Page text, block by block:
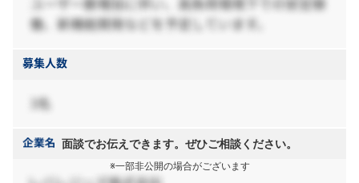
面談でお伝えできます。ぜひご相談ください。
※一部非公開の場合がございます